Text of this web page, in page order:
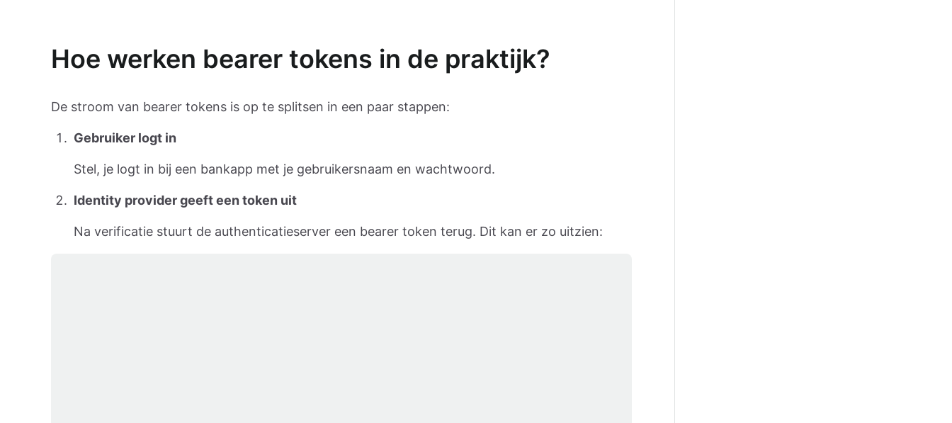
Hoe werken bearer tokens in de praktijk?
De stroom van bearer tokens is op te splitsen in een paar stappen:
Gebruiker logt in
Stel, je logt in bij een bankapp met je gebruikersnaam en wachtwoord.
Identity provider geeft een token uit
Na verificatie stuurt de authenticatieserver een bearer token terug. Dit kan er zo uitzien: